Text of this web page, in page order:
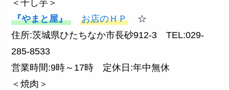
＜干し芋＞
『やまと屋』
お店のＨＰ ☆
住所:茨城県ひたちなか市長砂912-3 TEL:029-
285-8533
営業時間:9時～17時 定休日:年中無休
＜焼肉＞